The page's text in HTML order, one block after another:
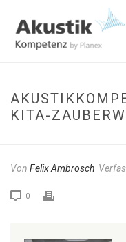
KITA-
Von Felix Ambrosch
0